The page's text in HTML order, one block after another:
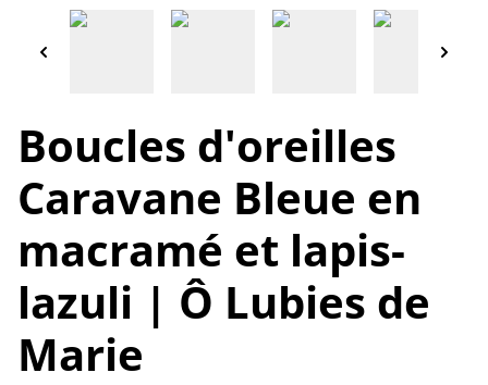
Boucles d'oreilles
Caravane Bleue en
macramé et lapis-
lazuli | Ô Lubies de
Marie